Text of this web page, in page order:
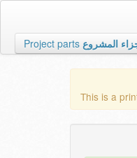
Project parts المشروع
This is a